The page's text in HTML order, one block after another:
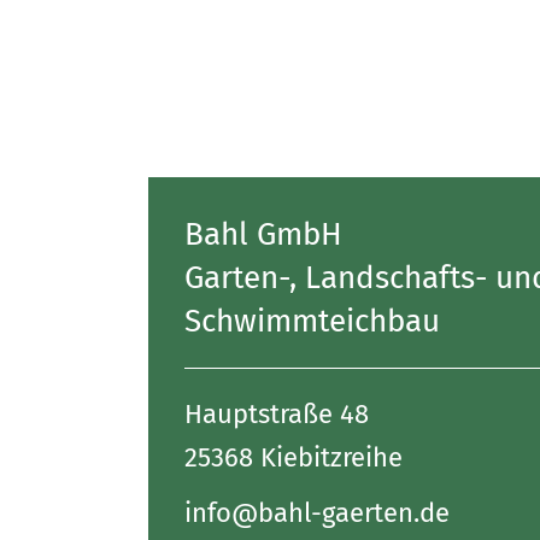
Bahl GmbH
Garten-, Landschafts-
Schwimmteichbau
Hauptstraße 48
25368 Kiebitzreihe
info@bahl-gaerten.de